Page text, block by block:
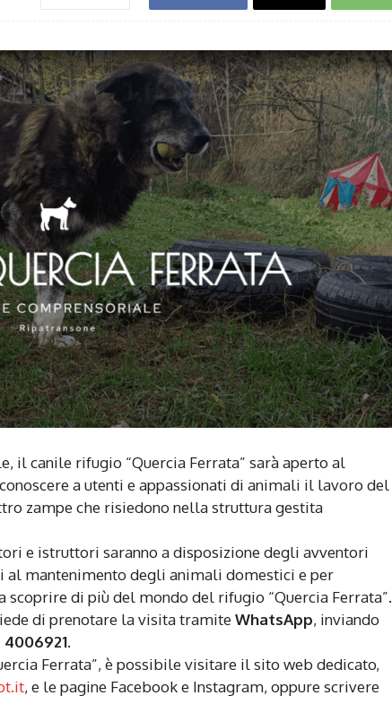
il canile rifugio “Quercia Ferrata” sarà aperto al
a utenti e appassionati di animali il lavoro del
zampe che risiedono nella struttura gestita
e istruttori saranno a disposizione degli avventori
mantenimento degli animali domestici e per
di più del mondo del rifugio “Quercia Ferrata”.
di prenotare la visita tramiteWhatsApp, inviando
4006921.
Ferrata”, è possibile visitare il sito web dedicato,
, e le pagine Facebook e Instagram, oppure scrivere